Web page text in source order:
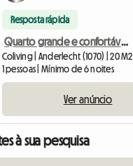
Resposta rápida
Quarto grande e confortável em uma bela casa (Metro 5)
Coliving | Anderlecht (1070) | 20 M2
1 pessoas | Mínimo de 6 noites
Ver anúncio
à sua pesquisa